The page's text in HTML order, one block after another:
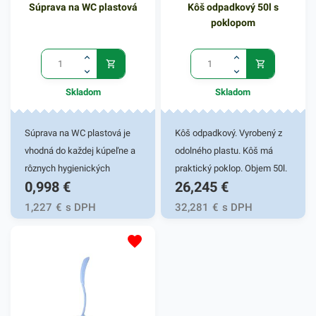
používa sa prevažne na
mokré čistenie. Uľahčite si
týmto praktickým
produktom. Balenie obsahuje
1ks mopu. V našej ponuke
nájdete ďalšie podobné
produkty, ktoré vás zaručene
oslovia.
Súprava na WC plastová
Skladom
Súprava na WC plastová je
vhodná do každej kúpeľne a
rôznych hygienických
zariadení. WC súprava je
moderným a praktickým
riešením na všetky druhy
toaliet. Táto sada pomáha
udržiavať toaletu hygienicky
čistú. Súprava je vyrobená z
odolného plastu, vďaka
čomu je pevná a trvácna.
0,998 €
1,227 € s DPH
Kôš odpadkový 50l s
poklopom
Skladom
Kôš odpadkový. Vyrobený z
odolného plastu. Kôš má
praktický poklop. Objem 50l.
26,245 €
32,281 € s DPH